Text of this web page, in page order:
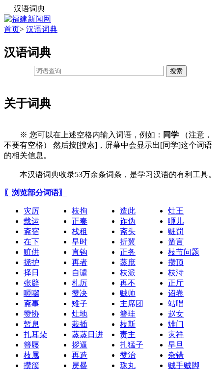
汉语词典
首页> 汉语词典
汉语词典
搜索
关于词典
※ 您可以在上述空格内输入词语，例如： 同学 （注意，
不要有空格） 然后按[搜索]，屏幕中会显示出[同学]这个词语
的相关信息。
本汉语词典收录53万余条词条，是学习汉语的有利工具。
〖浏览部分词语〗
灾厉 枝拘 造此
灶王
载运
正奏 诈伪
咂儿
斋宿
栈租 斋头
赃罚
在下
早时 折翼
凿言
赃供
直钩 正务
枝节问题
拯护
再者 蒸庶
攒顶
择日
自谴 枝派
枝洔
张辟
札厉 再不
正厅
咂囓
赞决 贼帅
诏卷
斋事
雉子 主席团
站唱
赞协
灶地 簪珪
赵女
暂息
栽插 枝斯
雉门
扎耳朵
蒸蒸日进 责主
灾祥
簪屦
拶逼 扎猛子
早旦
枝属
再造 赞治
杂错
攒簇
昃晷 珠丸
贼手贼脚